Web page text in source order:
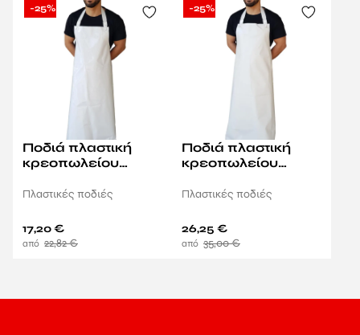
-25%
Ποδιά πλαστική
κρεοπωλείου
Πλαστικές ποδιές
22,82€
17,20€
-25%
Ποδιά πλαστική
κρεοπωλείου
Πλαστικές ποδιές
35,00€
26,25 €